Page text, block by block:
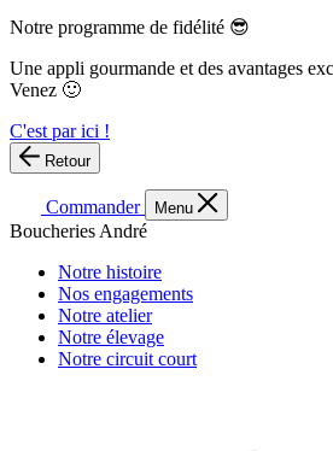
Notre programme de fidélité 😎
Une appli gourmande et des avantages
Venez 🙂
C'est par ici !
Retour
Commander Menu
Boucheries André
Notre histoire
Nos engagements
Notre atelier
Notre élevage
Notre circuit court